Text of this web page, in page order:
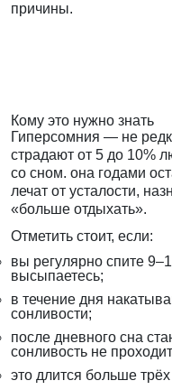
причины.
Кому это нужно знать
Гиперсомния — не
страдают от 5 до 10%
со сном. она годами
лечат от усталости,
«больше отдыхать».
Отметить стоит, если:
вы регулярно спите
высыпаетесь;
в течение дня
сонливости;
после дневного сна
сонливость не
это длится больше